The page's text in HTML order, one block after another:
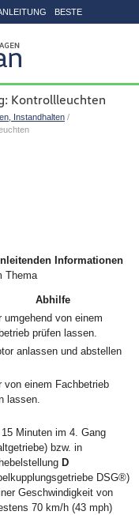
BESTE
Kontrollleuchten
Instandhalten /
Informationen
Thema
Abhilfe
umgehend von einem
prüfen lassen.
anlassen und abstellen
von einem Fachbetrieb
lassen.
15 Minuten im 4. Gang
bzw. in
D
DSG®)
Geschwindigkeit von
70 km/h (43 mph)